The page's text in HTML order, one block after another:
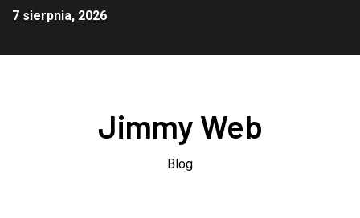
7 sierpnia, 2026
Jimmy Web
Blog